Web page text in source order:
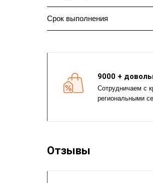
Срок выполнения
9000 +
Сотрудничаем с
региональными
Отзывы